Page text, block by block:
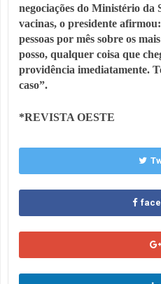
negociações do Ministério da
vacinas, o presidente
pessoas por mês sobre os
posso, qualquer coisa que
providência imediatamente.
caso”.
*REVISTA OESTE